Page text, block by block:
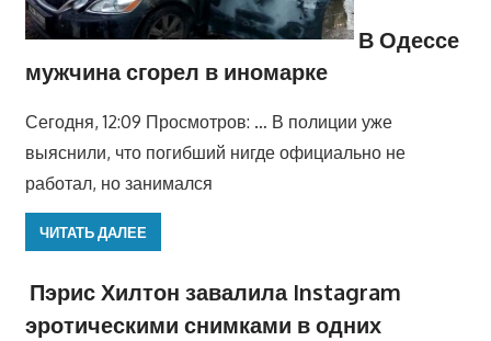
В Одессе
мужчина сгорел в иномарке
Сегодня, 12:09 Просмотров: … В полиции уже
выяснили, что погибший нигде официально не
работал, но занимался
ЧИТАТЬ ДАЛЕЕ
Пэрис Хилтон завалила Instagram
эротическими снимками в одних